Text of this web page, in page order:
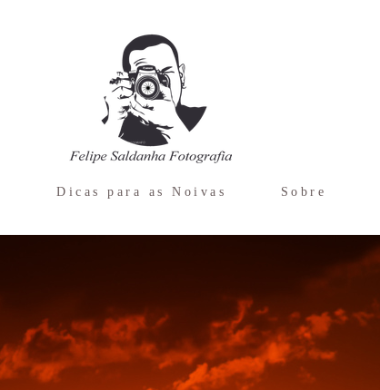
Dicas para as Noivas Sobre